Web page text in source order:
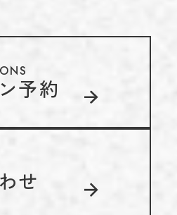
予約
せ